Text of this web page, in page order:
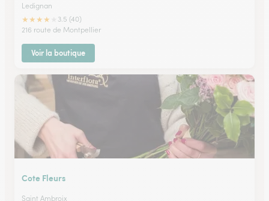
Ledignan
★★★★
3.5 (40)
216 route de Montpellier
Voir la boutique
Cote Fleurs
Saint Ambroix